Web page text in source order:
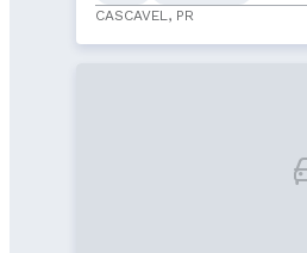
CASCAVEL, PR